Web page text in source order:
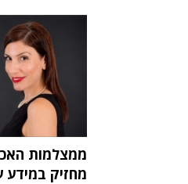
ממצלמות
מחזיק במידע